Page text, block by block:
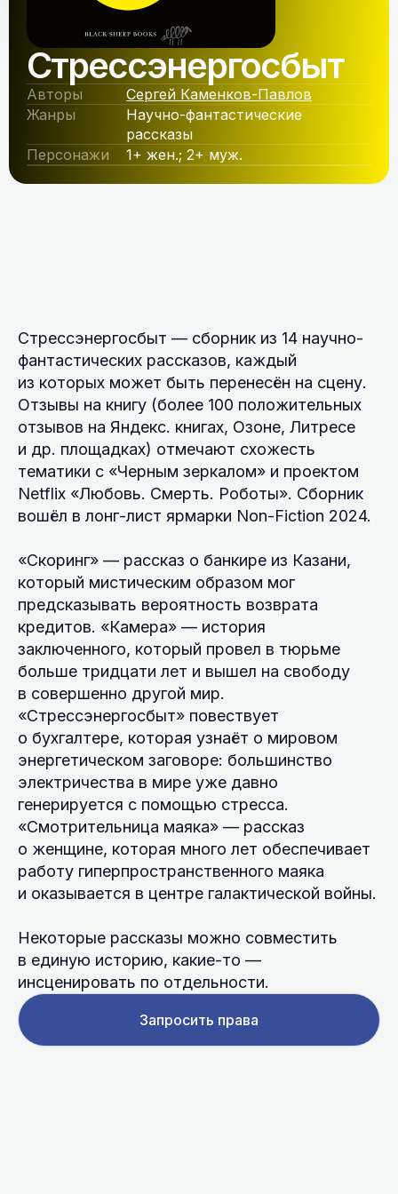
Стрессэнергосбыт
Авторы
Сергей Каменков-Павлов
Жанры
Научно-фантастические
рассказы
Персонажи
1+ жен.; 2+ муж.
Стрессэнергосбыт — сборник из 14 научно-
фантастических рассказов, каждый
из которых может быть перенесён на сцену.
Отзывы на книгу (более 100 положительных
отзывов на Яндекс. книгах, Озоне, Литресе
и др. площадках) отмечают схожесть
тематики с «Черным зеркалом» и проектом
Netflix «Любовь. Смерть. Роботы». Сборник
вошёл в лонг-лист ярмарки Non-Fiction 2024.
«Скоринг» — рассказ о банкире из Казани,
который мистическим образом мог
предсказывать вероятность возврата
кредитов. «Камера» — история
заключенного, который провел в тюрьме
больше тридцати лет и вышел на свободу
в совершенно другой мир.
«Стрессэнергосбыт» повествует
о бухгалтере, которая узнаёт о мировом
энергетическом заговоре: большинство
электричества в мире уже давно
генерируется с помощью стресса.
«Смотрительница маяка» — рассказ
о женщине, которая много лет обеспечивает
работу гиперпространственного маяка
и оказывается в центре галактической войны.
Некоторые рассказы можно совместить
в единую историю, какие-то —
инсценировать по отдельности.
Запросить права